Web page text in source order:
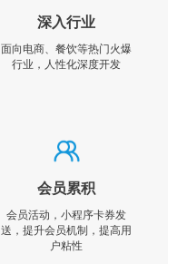
深入行业
面向电商、餐饮等热门火爆
行业，人性化深度开发
会员累积
会员活动，小程序卡券发
送，提升会员机制，提高用
户粘性